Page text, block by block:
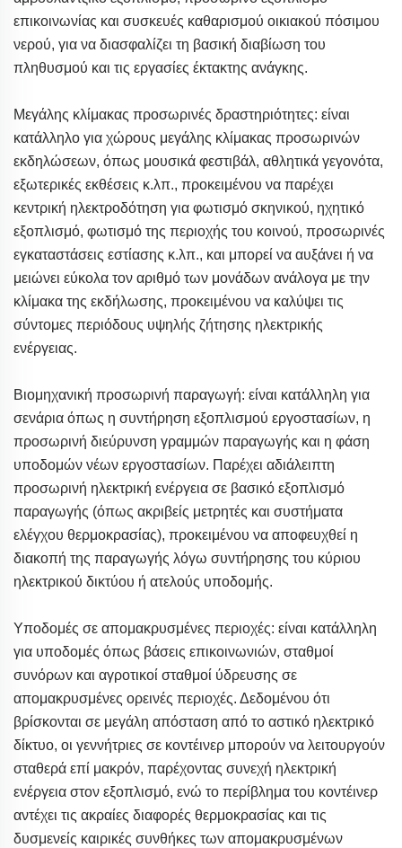
επικοινωνίας και συσκευές καθαρισμού οικιακού πόσιμου
νερού, για να διασφαλίζει τη βασική διαβίωση του
πληθυσμού και τις εργασίες έκτακτης ανάγκης.
Μεγάλης κλίμακας προσωρινές δραστηριότητες: είναι
κατάλληλο για χώρους μεγάλης κλίμακας προσωρινών
εκδηλώσεων, όπως μουσικά φεστιβάλ, αθλητικά γεγονότα,
εξωτερικές εκθέσεις κ.λπ., προκειμένου να παρέχει
κεντρική ηλεκτροδότηση για φωτισμό σκηνικού, ηχητικό
εξοπλισμό, φωτισμό της περιοχής του κοινού, προσωρινές
εγκαταστάσεις εστίασης κ.λπ., και μπορεί να αυξάνει ή να
μειώνει εύκολα τον αριθμό των μονάδων ανάλογα με την
κλίμακα της εκδήλωσης, προκειμένου να καλύψει τις
σύντομες περιόδους υψηλής ζήτησης ηλεκτρικής
ενέργειας.
Βιομηχανική προσωρινή παραγωγή: είναι κατάλληλη για
σενάρια όπως η συντήρηση εξοπλισμού εργοστασίων, η
προσωρινή διεύρυνση γραμμών παραγωγής και η φάση
υποδομών νέων εργοστασίων. Παρέχει αδιάλειπτη
προσωρινή ηλεκτρική ενέργεια σε βασικό εξοπλισμό
παραγωγής (όπως ακριβείς μετρητές και συστήματα
ελέγχου θερμοκρασίας), προκειμένου να αποφευχθεί η
διακοπή της παραγωγής λόγω συντήρησης του κύριου
ηλεκτρικού δικτύου ή ατελούς υποδομής.
Υποδομές σε απομακρυσμένες περιοχές: είναι κατάλληλη
για υποδομές όπως βάσεις επικοινωνιών, σταθμοί
συνόρων και αγροτικοί σταθμοί ύδρευσης σε
απομακρυσμένες ορεινές περιοχές. Δεδομένου ότι
βρίσκονται σε μεγάλη απόσταση από το αστικό ηλεκτρικό
δίκτυο, οι γεννήτριες σε κοντέινερ μπορούν να λειτουργούν
σταθερά επί μακρόν, παρέχοντας συνεχή ηλεκτρική
ενέργεια στον εξοπλισμό, ενώ το περίβλημα του κοντέινερ
αντέχει τις ακραίες διαφορές θερμοκρασίας και τις
δυσμενείς καιρικές συνθήκες των απομακρυσμένων